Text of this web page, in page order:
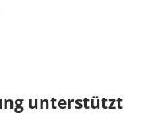
unterstützt